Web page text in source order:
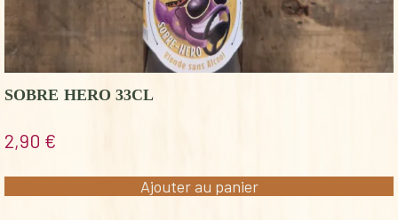
SOBRE HERO 33CL
2,90 €
Ajouter au panier